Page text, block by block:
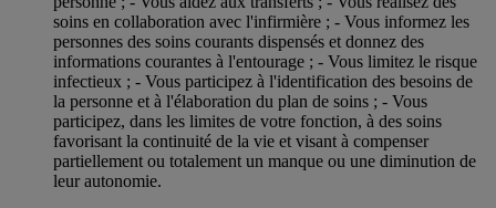
soins en collaboration avec l'infirmière ; - Vous informez les
personnes des soins courants dispensés et donnez des
informations courantes à l'entourage ; - Vous limitez le risque
infectieux ; - Vous participez à l'identification des besoins de
la personne et à l'élaboration du plan de soins ; - Vous
participez, dans les limites de votre fonction, à des soins
favorisant la continuité de la vie et visant à compenser
partiellement ou totalement un manque ou une diminution de
leur autonomie.